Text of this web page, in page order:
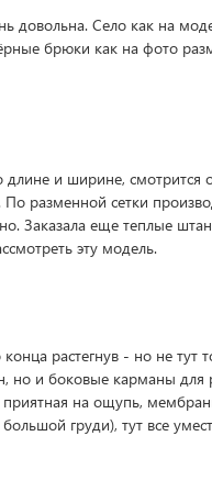
довольна. Село как на
брюки как на фото
и ширине, смотрится
разменной сетки
Заказала еще теплые
эту модель.
растегнув - но не тут
но и боковые карманы
на ощупь,
груди), тут все